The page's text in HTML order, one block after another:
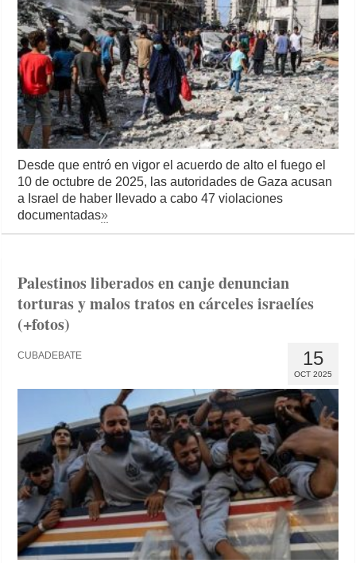
Desde que entró en vigor el acuerdo de alto el fuego el
10 de octubre de 2025, las autoridades de Gaza acusan
a Israel de haber llevado a cabo 47 violaciones
documentadas»
Palestinos liberados en canje denuncian
torturas y malos tratos en cárceles israelíes
(+fotos)
15
OCT 2025
CUBADEBATE